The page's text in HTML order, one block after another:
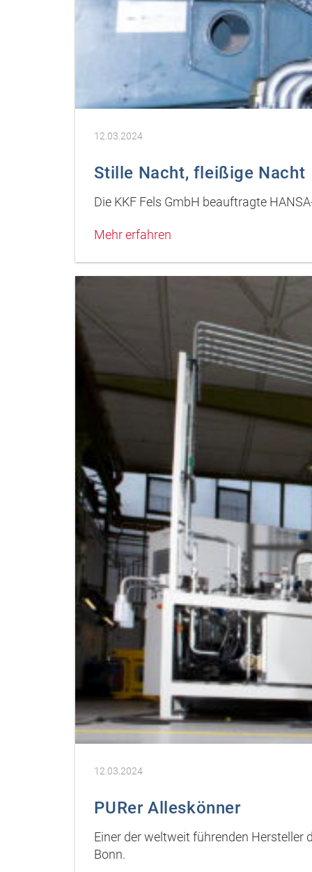
12.03.2024
Stille Nacht, fleißige Nacht
Die KKF Fels GmbH beauftragte
Mehr erfahren
12.03.2024
PURer Alleskönner
Einer der weltweit führenden
Bonn.